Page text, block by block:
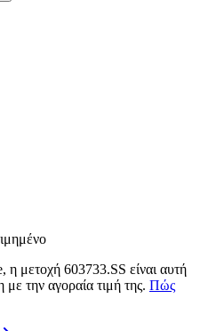
μετοχή 603733.SS είναι αυτή
την αγοραία τιμή της. Πώς